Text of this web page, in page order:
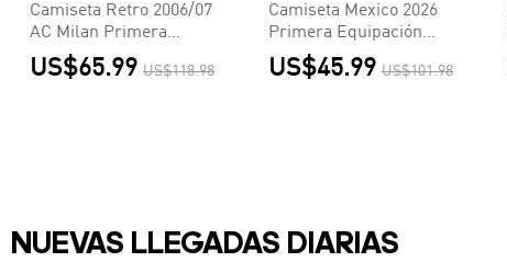
Camiseta Retro 2006/07
AC Milan Primera
Equipación Manga
Larga Local Hombre -
US$65.99 US$118.98
Camiseta Mexico 2026
Primera Equipación
Copa del Mundo -
Versión Hincha
US$45.99 US$101.98
NUEVAS LLEGADAS DIARIAS